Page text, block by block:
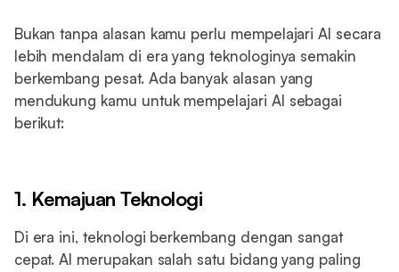
Bukan tanpa alasan kamu perlu mempelajari AI secara
lebih mendalam di era yang teknologinya semakin
berkembang pesat. Ada banyak alasan yang
mendukung kamu untuk mempelajari AI sebagai
berikut:
1. Kemajuan Teknologi
Di era ini, teknologi berkembang dengan sangat
cepat. AI merupakan salah satu bidang yang paling